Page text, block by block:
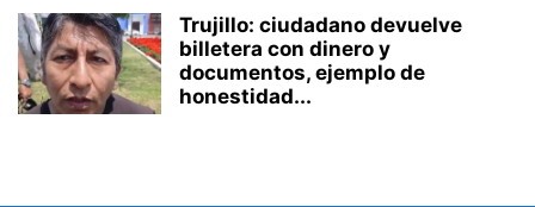
Trujillo: ciudadano devuelve
billetera con dinero y
documentos, ejemplo de
honestidad...